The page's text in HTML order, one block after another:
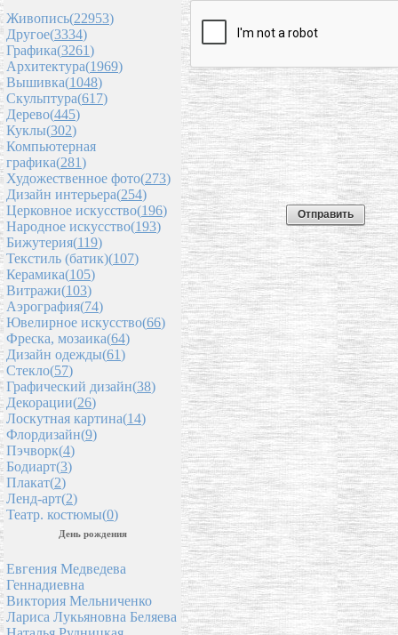
Живопись(22953)
Другое(3334)
Графика(3261)
Архитектура(1969)
Вышивка(1048)
Скульптура(617)
Дерево(445)
Куклы(302)
Компьютерная
графика(281)
Художественное фото(273)
Дизайн интерьера(254)
Церковное искусство(196)
Народное искусство(193)
Бижутерия(119)
Текстиль (батик)(107)
Керамика(105)
Витражи(103)
Аэрография(74)
Ювелирное искусство(66)
Фреска, мозаика(64)
Дизайн одежды(61)
Стекло(57)
Графический дизайн(38)
Декорации(26)
Лоскутная картина(14)
Флордизайн(9)
Пэчворк(4)
Бодиарт(3)
Плакат(2)
Ленд-арт(2)
Театр. костюмы(0)
День рождения
Евгения Медведева
Геннадиевна
Виктория Мельниченко
Лариса Лукьяновна Беляева